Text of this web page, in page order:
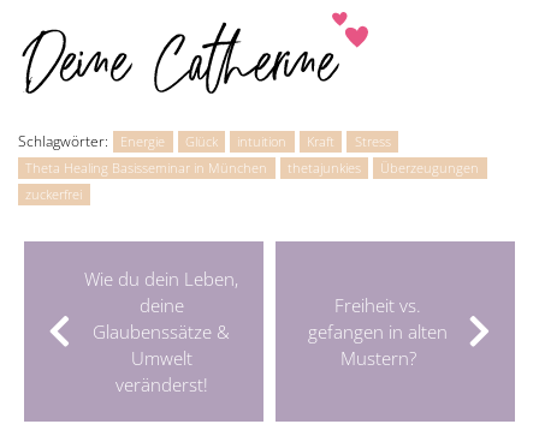
Schlagwörter: Energie Glück intuition Kraft
Stress
Theta Healing Basisseminar in München
thetajunkies
Überzeugungen
zuckerfrei
Wie du dein Leben,
deine
Glaubenssätze &
Umwelt
veränderst!
Freiheit vs.
gefangen in alten
Mustern?